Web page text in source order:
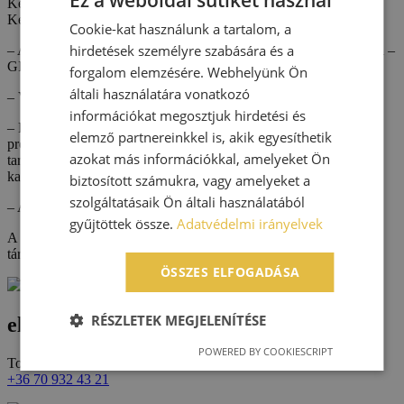
Kereskedelmi Korlátolt Felelősségű Társaság
– A fejlesztés tárgya, célja: Kapacitásbővítés a TOMETAL Kft-nél –
GINOP Plusz-1.4.3-24 KKV Technológia Plusz Hitelprogram
– Visszatérítendő hitel összege: 19.011.097,- FT
– Projekt tartalmának részletes bemutatása: A A Társaság jelen
projekt keretében egy darab optikai tengelymérő állomást és
tartozékainak beszerzését tervezi annak érdekében, hogy
kapacitásbővítést hajtson végre.
– A projekt tervezett befejezési dátuma: 2025.05.30.
A projekt az Európai Unió támogatásával, a magyar állam
társfinanszírozásával valósult meg.
elérhetőségek
Tometal Kft.
+36 70 932 43 21
Cookie-kat használunk a tartalom, a
hirdetések személyre szabására és a
forgalom elemzésére. Webhelyünk Ön
általi használatára vonatkozó
információkat megosztjuk hirdetési és
elemző partnereinkkel is, akik egyesíthetik
azokat más információkkal, amelyeket Ön
biztosított számukra, vagy amelyeket a
szolgáltatásaik Ön általi használatából
gyűjtöttek össze.Adatvédelmi irányelvek
ÖSSZES ELFOGADÁSA
RÉSZLETEK MEGJELENÍTÉSE
POWERED BY COOKIESCRIPT